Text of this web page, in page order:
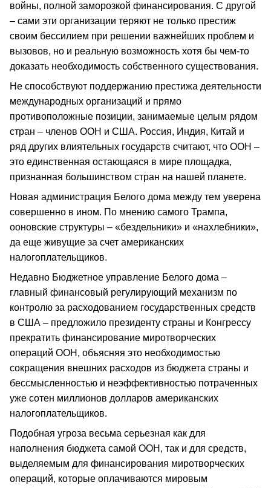
войны, полной заморозкой финансирования. С другой
– сами эти организации теряют не только престиж
своим бессилием при решении важнейших проблем и
вызовов, но и реальную возможность хотя бы чем-то
доказать необходимость собственного существования.
Не способствуют поддержанию престижа деятельности
международных организаций и прямо
противоположные позиции, занимаемые целым рядом
стран – членов ООН и США. Россия, Индия, Китай и
ряд других влиятельных государств считают, что ООН –
это единственная остающаяся в мире площадка,
признанная большинством стран на нашей планете.
Новая администрация Белого дома между тем уверена
совершенно в ином. По мнению самого Трампа,
ооновские структуры – «бездельники» и «нахлебники»,
да еще живущие за счет американских
налогоплательщиков.
Недавно Бюджетное управление Белого дома –
главный финансовый регулирующий механизм по
контролю за расходованием государственных средств
в США – предложило президенту страны и Конгрессу
прекратить финансирование миротворческих
операций ООН, объясняя это необходимостью
сокращения внешних расходов из бюджета страны и
бессмысленностью и неэффективностью потраченных
уже сотен миллионов долларов американских
налогоплательщиков.
Подобная угроза весьма серьезная как для
наполнения бюджета самой ООН, так и для средств,
выделяемым для финансирования миротворческих
операций, которые оплачиваются мировым